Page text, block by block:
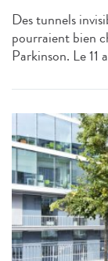
Des tunnels
pourraient bien
Parkinson. Le 11